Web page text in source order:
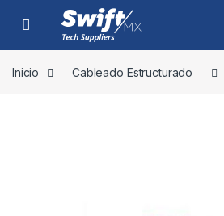
Skip to navigation
Skip to content
Inicio Cableado Estructurado